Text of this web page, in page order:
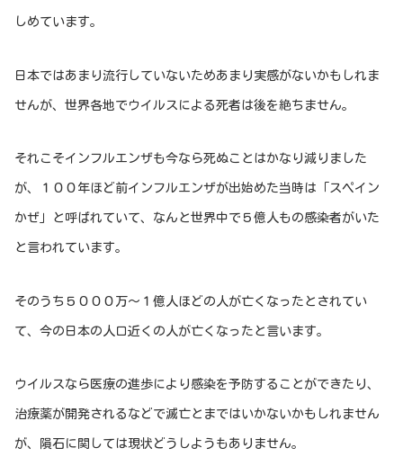
しめています。
日本ではあまり流行していないためあまり実感がないかもしれま
せんが、世界各地でウイルスによる死者は後を絶ちません。
それこそインフルエンザも今なら死ぬことはかなり減りました
が、１００年ほど前インフルエンザが出始めた当時は「スペイン
かぜ」と呼ばれていて、なんと世界中で５億人もの感染者がいた
と言われています。
そのうち５０００万～１億人ほどの人が亡くなったとされてい
て、今の日本の人口近くの人が亡くなったと言います。
ウイルスなら医療の進歩により感染を予防することができたり、
治療薬が開発されるなどで滅亡とまではいかないかもしれません
が、隕石に関しては現状どうしようもありません。